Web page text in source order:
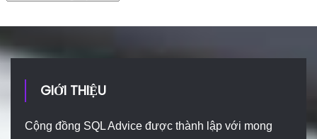
GIỚI THIỆU
Cộng đồng SQL Advice được thành lập với mong